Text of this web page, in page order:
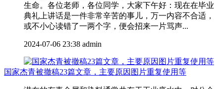
生命。各位老师，各位同学，大家下午好：现在在毕业
典礼上讲话是一件非常辛苦的事儿，万一内容不合适，
或不小心读错了一两个字，便会招来一片骂声...
2024-07-06 23:38 admin
国家杰青被撤稿23篇文章，主要原因图片重复使用等